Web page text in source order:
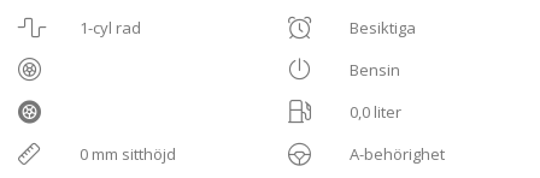
1-cyl rad
0 mm sitthöjd
Besiktiga
Bensin
0,0 liter
A-behörighet